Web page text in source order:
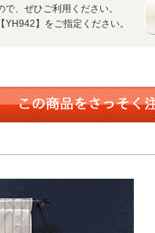
、ぜひご利用ください。
】をご指定ください。